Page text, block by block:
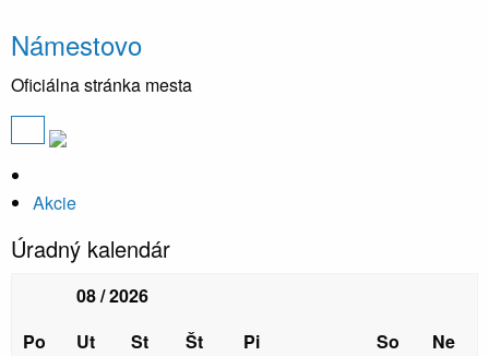
Námestovo
Oficiálna stránka mesta
Akcie
Úradný kalendár
08 / 2026
Po
Ut St Št Pi So
Ne